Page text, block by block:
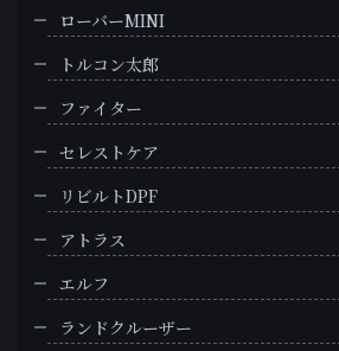
ローバーMINI
トルコン太郎
ファイター
セレストケア
リビルトDPF
アトラス
エルフ
ランドクルーザー